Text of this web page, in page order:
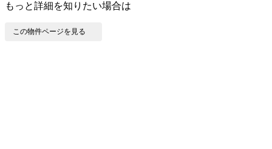
もっと詳細を知りたい場合は
この物件ページを見る